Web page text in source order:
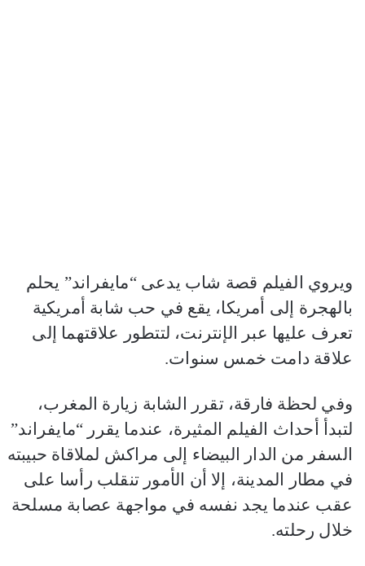
ويروي الفيلم قصة شاب يدعى “مايفراند” يحلم
بالهجرة إلى أمريكا، يقع في حب شابة أمريكية
تعرف عليها عبر الإنترنت، لتتطور علاقتهما إلى
علاقة دامت خمس سنوات.
وفي لحظة فارقة، تقرر الشابة زيارة المغرب،
لتبدأ أحداث الفيلم المثيرة، عندما يقرر “مايفراند”
السفر من الدار البيضاء إلى مراكش لملاقاة حبيبته
في مطار المدينة، إلا أن الأمور تنقلب رأسا على
عقب عندما يجد نفسه في مواجهة عصابة مسلحة
خلال رحلته.